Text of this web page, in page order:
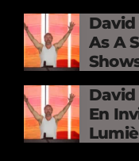
David
As A
David
En